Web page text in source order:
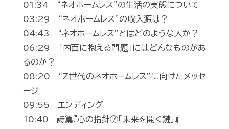
01:34 “ネオホームレス”の生活の実態について
03:29 “ネオホームレス”の収入源は？
04:43 “ネオホームレス”とはどのような人か？
06:29 「内面に抱える問題」にはどんなものがあ
るのか？
08:20 “Z世代のネオホームレス”に向けたメッセ
ージ
09:55 エンディング
10:40 詩篇『心の指針⑦「未来を開く鍵」』